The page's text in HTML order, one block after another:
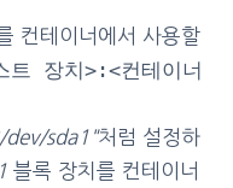
컨테이너에서 사용할
트 장치>:<컨테이너
dev/sda1"처럼 설정하
블록 장치를 컨테이너